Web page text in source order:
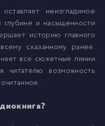
неизгладимое
глубине и насыщенности
историю главного
сказанному ранее.
все сюжетные линии
читателю возможность